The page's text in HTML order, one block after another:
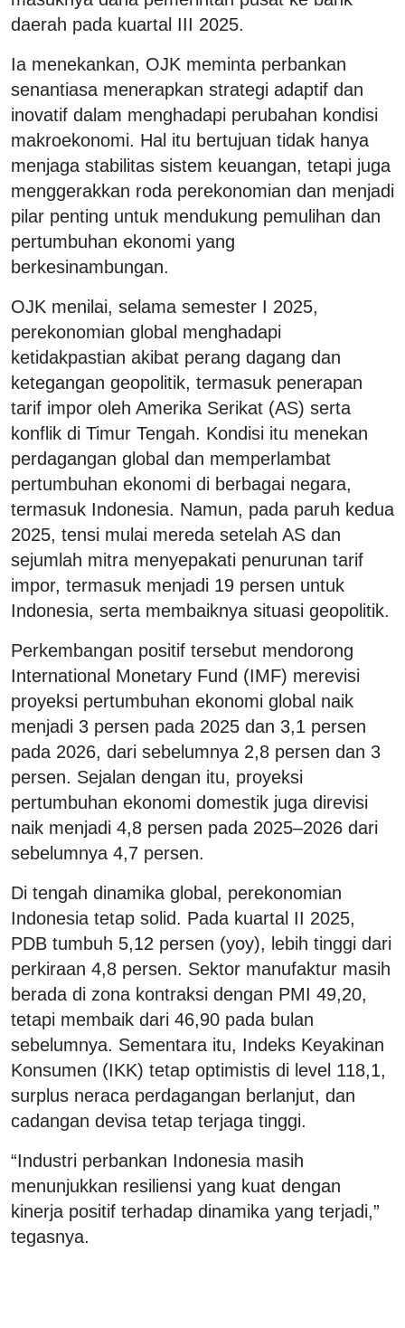
daerah pada kuartal III 2025.
Ia menekankan, OJK meminta perbankan
senantiasa menerapkan strategi adaptif dan
inovatif dalam menghadapi perubahan kondisi
makroekonomi. Hal itu bertujuan tidak hanya
menjaga stabilitas sistem keuangan, tetapi juga
menggerakkan roda perekonomian dan menjadi
pilar penting untuk mendukung pemulihan dan
pertumbuhan ekonomi yang
berkesinambungan.
OJK menilai, selama semester I 2025,
perekonomian global menghadapi
ketidakpastian akibat perang dagang dan
ketegangan geopolitik, termasuk penerapan
tarif impor oleh Amerika Serikat (AS) serta
konflik di Timur Tengah. Kondisi itu menekan
perdagangan global dan memperlambat
pertumbuhan ekonomi di berbagai negara,
termasuk Indonesia. Namun, pada paruh kedua
2025, tensi mulai mereda setelah AS dan
sejumlah mitra menyepakati penurunan tarif
impor, termasuk menjadi 19 persen untuk
Indonesia, serta membaiknya situasi geopolitik.
Perkembangan positif tersebut mendorong
International Monetary Fund (IMF) merevisi
proyeksi pertumbuhan ekonomi global naik
menjadi 3 persen pada 2025 dan 3,1 persen
pada 2026, dari sebelumnya 2,8 persen dan 3
persen. Sejalan dengan itu, proyeksi
pertumbuhan ekonomi domestik juga direvisi
naik menjadi 4,8 persen pada 2025–2026 dari
sebelumnya 4,7 persen.
Di tengah dinamika global, perekonomian
Indonesia tetap solid. Pada kuartal II 2025,
PDB tumbuh 5,12 persen (yoy), lebih tinggi dari
perkiraan 4,8 persen. Sektor manufaktur masih
berada di zona kontraksi dengan PMI 49,20,
tetapi membaik dari 46,90 pada bulan
sebelumnya. Sementara itu, Indeks Keyakinan
Konsumen (IKK) tetap optimistis di level 118,1,
surplus neraca perdagangan berlanjut, dan
cadangan devisa tetap terjaga tinggi.
“Industri perbankan Indonesia masih
menunjukkan resiliensi yang kuat dengan
kinerja positif terhadap dinamika yang terjadi,”
tegasnya.